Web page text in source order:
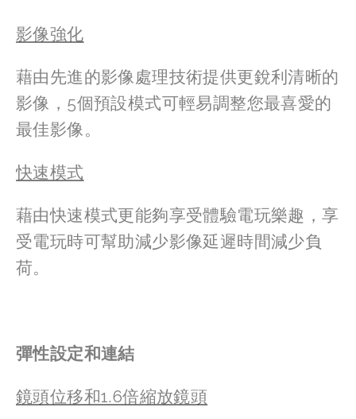
影像強化
藉由先進的影像處理技術提供更銳利清晰的
影像，5個預設模式可輕易調整您最喜愛的
最佳影像。
快速模式
藉由快速模式更能夠享受體驗電玩樂趣，享
受電玩時可幫助減少影像延遲時間減少負
荷。
彈性設定和連結
鏡頭位移和1.6倍縮放鏡頭